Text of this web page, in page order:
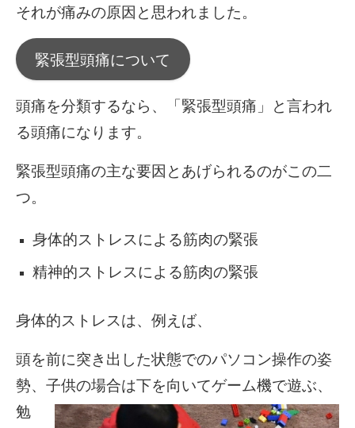
それが痛みの原因と思われました。
緊張型頭痛について
頭痛を分類するなら、「緊張型頭痛」と言われ
る頭痛になります。
緊張型頭痛の主な要因とあげられるのがこの二
つ。
身体的ストレスによる筋肉の緊張
精神的ストレスによる筋肉の緊張
身体的ストレスは、例えば、
頭を前に突き出した状態でのパソコン操作の姿
勢、子供の場合は下を向いてゲーム機で遊ぶ、
勉